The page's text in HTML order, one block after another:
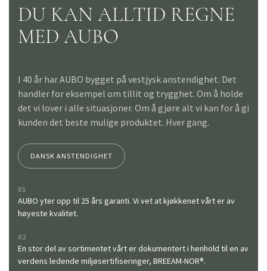
DU KAN ALLTID REGNE
MED AUBO
I 40 år har AUBO bygget på vestjysk anstendighet. Det
handler for eksempel om tillit og trygghet. Om å holde
det vi lover i alle situasjoner. Om å gjøre alt vi kan for å gi
kunden det beste mulige produktet. Hver gang.
DANSK ANSTENDIGHET
01
AUBO yter opp til 25 års garanti. Vi vet at kjøkkenet vårt er av
høyeste kvalitet.
02
En stor del av sortimentet vårt er dokumentert i henhold til en av
verdens ledende miljøsertifiseringer, BREEAM-NOR®.